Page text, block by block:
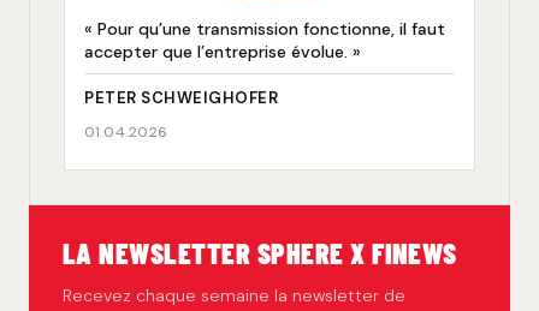
« Pour qu’une transmission fonctionne, il faut
accepter que l’entreprise évolue. »
PETER SCHWEIGHOFER
01.04.2026
LA NEWSLETTER SPHERE X FINEWS
Recevez chaque semaine la newsletter de